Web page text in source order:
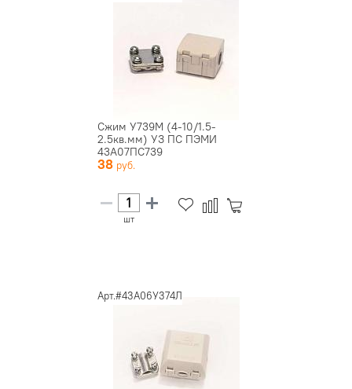
Сжим У739М (4-10/1.5-
2.5кв.мм) УЗ ПС ПЭМИ
43А07ПС739
38
шт
Арт.#43А06У374Л